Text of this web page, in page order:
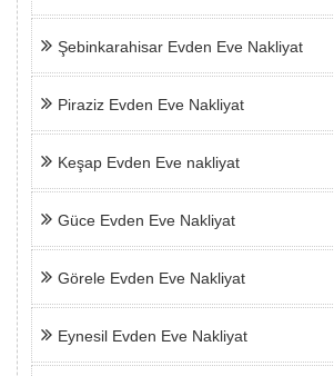
Şebinkarahisar Evden Eve Nakliyat
Piraziz Evden Eve Nakliyat
Keşap Evden Eve nakliyat
Güce Evden Eve Nakliyat
Görele Evden Eve Nakliyat
Eynesil Evden Eve Nakliyat